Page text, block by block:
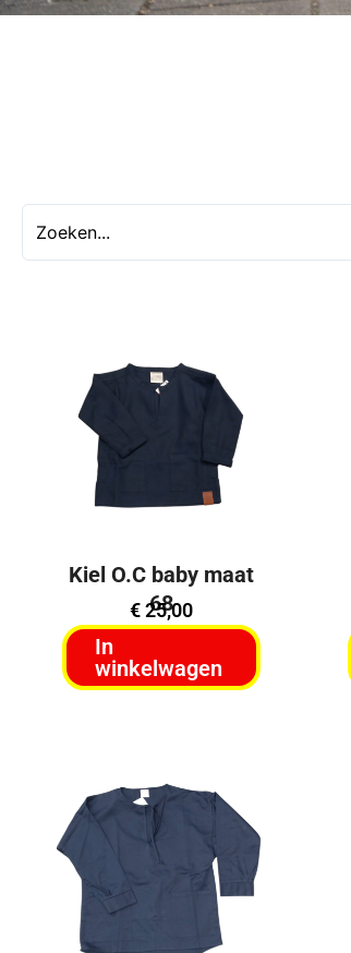
Kiel O.C baby maat
68
€25,00
In
winkelwagen